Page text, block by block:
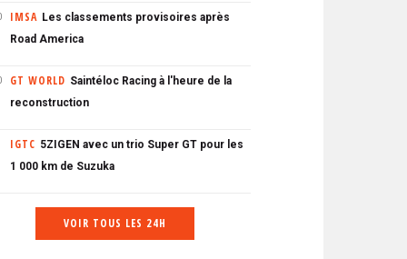
IMSA Les classements provisoires après
Road America
GT WORLD Saintéloc Racing à l'heure de la
reconstruction
IGTC 5ZIGEN avec un trio Super GT pour les
1 000 km de Suzuka
VOIR TOUS LES 24H